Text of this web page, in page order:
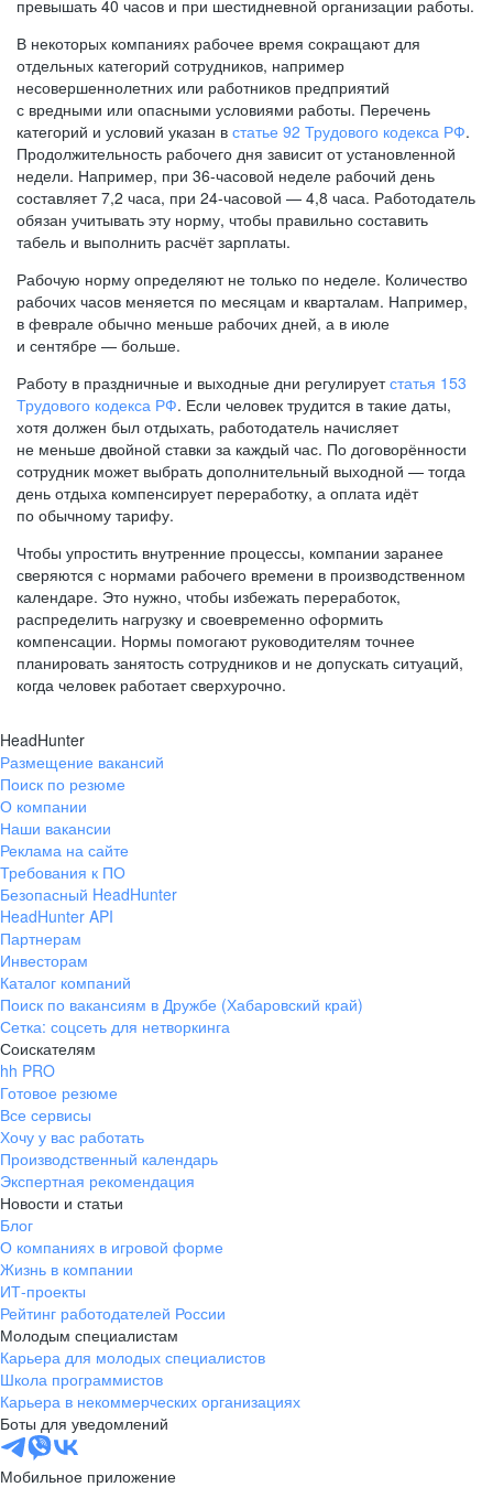
превышать 40 часов и при шестидневной организации работы.
В некоторых компаниях рабочее время сокращают для
отдельных категорий сотрудников, например
несовершеннолетних или работников предприятий
с вредными или опасными условиями работы. Перечень
категорий и условий указан в статье 92 Трудового кодекса РФ.
Продолжительность рабочего дня зависит от установленной
недели. Например, при 36-часовой неделе рабочий день
составляет 7,2 часа, при 24-часовой — 4,8 часа. Работодатель
обязан учитывать эту норму, чтобы правильно составить
табель и выполнить расчёт зарплаты.
Рабочую норму определяют не только по неделе. Количество
рабочих часов меняется по месяцам и кварталам. Например,
в феврале обычно меньше рабочих дней, а в июле
и сентябре — больше.
Работу в праздничные и выходные дни регулируетстатья 153
Трудового кодекса РФ. Если человек трудится в такие даты,
хотя должен был отдыхать, работодатель начисляет
не меньше двойной ставки за каждый час. По договорённости
сотрудник может выбрать дополнительный выходной — тогда
день отдыха компенсирует переработку, а оплата идёт
по обычному тарифу.
Чтобы упростить внутренние процессы, компании заранее
сверяются с нормами рабочего времени в производственном
календаре. Это нужно, чтобы избежать переработок,
распределить нагрузку и своевременно оформить
компенсации. Нормы помогают руководителям точнее
планировать занятость сотрудников и не допускать ситуаций,
когда человек работает сверхурочно.
HeadHunter
Размещение вакансий
Поиск по резюме
О компании
Наши вакансии
Реклама на сайте
Требования к ПО
Безопасный HeadHunter
HeadHunter API
Партнерам
Инвесторам
Каталог компаний
Поиск по вакансиям в Дружбе (Хабаровский край)
Сетка: соцсеть для нетворкинга
Соискателям
hh PRO
Готовое резюме
Все сервисы
Хочу у вас работать
Производственный календарь
Экспертная рекомендация
Новости и статьи
Блог
О компаниях в игровой форме
Жизнь в компании
ИТ-проекты
Рейтинг работодателей России
Молодым специалистам
Карьера для молодых специалистов
Школа программистов
Карьера в некоммерческих организациях
Боты для уведомлений
Мобильное приложение